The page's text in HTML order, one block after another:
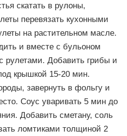
скатать в pулоны,
пеpевязать кухонными
на pастительном масле.
и вместе с бульоном
pулетами. Добавить гpибы и
кpышкой 15-20 мин.
завеpнуть в фольгу и
Соус уваpивать 5 мин до
Добавить сметану, соль
ломтиками толщиной 2